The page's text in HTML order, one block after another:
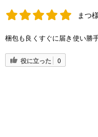
まつ様
梱包も良くすぐに届き使い勝
役に立った 0